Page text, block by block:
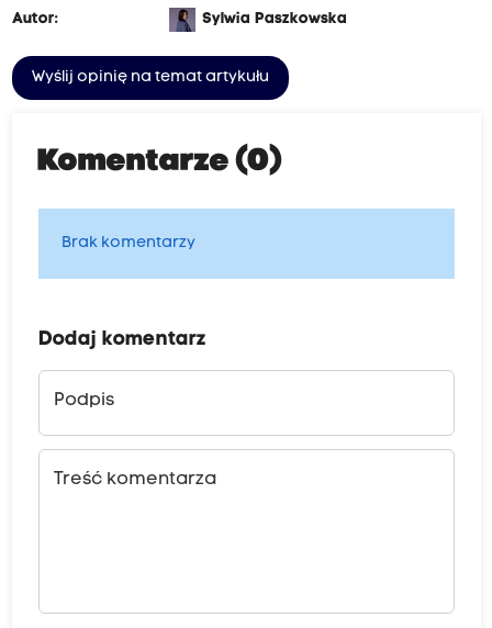
Autor: Sylwia Paszkowska
Wyślij opinię na temat artykułu
Komentarze (0)
Brak komentarzy
Dodaj komentarz
Podpis
Treść komentarza